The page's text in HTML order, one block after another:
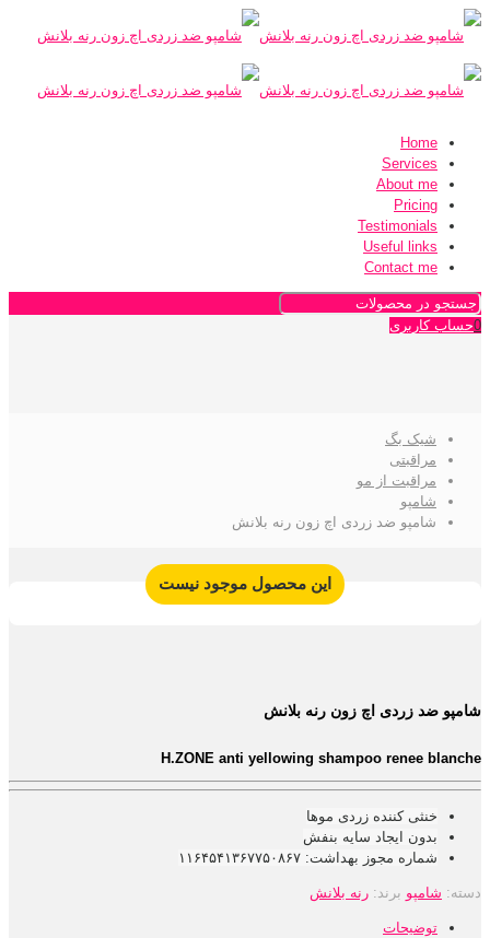
Home
Services
About me
Pricing
Testimonials
Useful links
Contact me
0حساب کاربری
شیک بگ
مراقبتی
مراقبت از مو
شامپو
شامپو ضد زردی اچ زون رنه بلانش
این محصول موجود نیست
شامپو ضد زردی اچ زون رنه بلانش
H.ZONE anti yellowing shampoo renee blanche
خنثی کننده زردی موها
بدون ایجاد سایه بنفش
شماره مجوز بهداشت: ۱۱۶۴۵۴۱۳۶۷۷۵۰۸۶۷
دسته: شامپو برند: رنه بلانش
توضیحات